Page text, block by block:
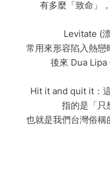
有多麼「致命」
Levitate (
常用來形容陷入熱戀
後來 Dua Lipa
Hit it and quit it：
指的是「只
也就是我們台灣俗稱